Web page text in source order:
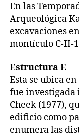
En las
Arqueológica
excavaciones
montículo C-II-
Estructura E
Esta se ubica
fue investigada
Cheek (1977),
edificio como
enumera las